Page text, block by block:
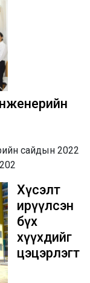
сайдын 2022
Хүсэлт
ирүүлсэн
бүх
хүүхдийг
цэцэрлэгт